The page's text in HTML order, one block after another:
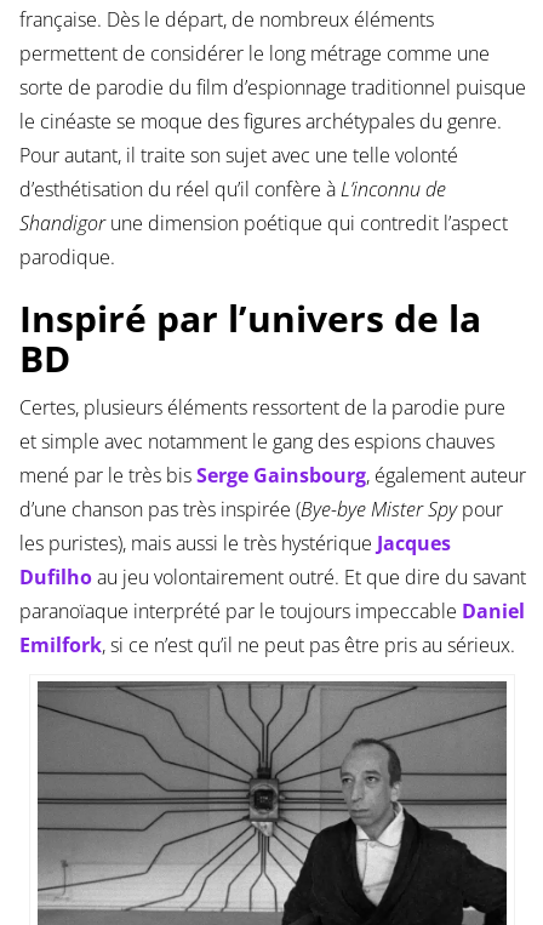
française. Dès le départ, de nombreux éléments
permettent de considérer le long métrage comme une
sorte de parodie du film d’espionnage traditionnel puisque
le cinéaste se moque des figures archétypales du genre.
Pour autant, il traite son sujet avec une telle volonté
d’esthétisation du réel qu’il confère àL’inconnu de
Shandigorune dimension poétique qui contredit l’aspect
parodique.
Inspiré par l’univers de la
BD
Certes, plusieurs éléments ressortent de la parodie pure
et simple avec notamment le gang des espions chauves
mené par le très bisSerge Gainsbourg, également auteur
d’une chanson pas très inspirée (Bye-bye Mister Spypour
les puristes), mais aussi le très hystérique Jacques
Dufilho au jeu volontairement outré. Et que dire du savant
paranoïaque interprété par le toujours impeccable Daniel
Emilfork, si ce n’est qu’il ne peut pas être pris au sérieux.